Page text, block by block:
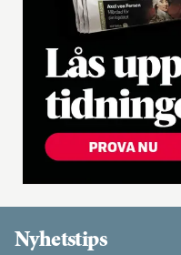
Nyhetstips